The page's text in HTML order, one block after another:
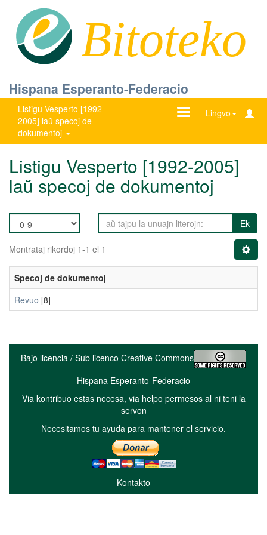
Bitoteko
Hispana Esperanto-Federacio
Listigu Vesperto [1992-
2005] laŭ specoj de
dokumentoj
Lingvo
Ŝanĝu
Listigu Vesperto [1992-2005]
laŭ specoj de dokumentoj
Ek
Montrataj rikordoj 1-1 el 1
Specoj de dokumentoj
Revuo [8]
Bajo licencia / Sub licenco Creative Commons
Hispana Esperanto-Federacio
Via kontribuo estas necesa, via helpo permesos al ni teni la
servon
Necesitamos tu ayuda para mantener el servicio.
Kontakto